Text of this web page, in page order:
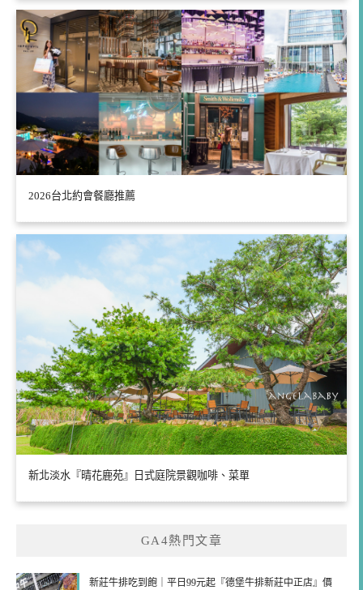
2026台北約會餐廳推薦
新北淡水『晴花鹿苑』日式庭院景觀咖啡、菜單
GA4熱門文章
新莊牛排吃到飽｜平日99元起『德堡牛排新莊中正店』價